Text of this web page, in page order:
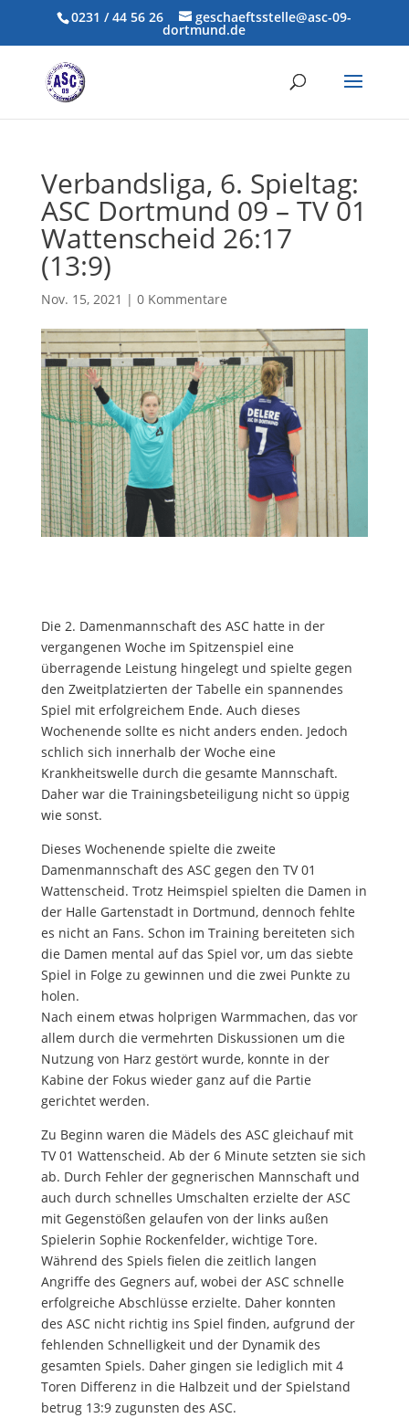
0231 / 44 56 26 geschaeftsstelle@asc-09-
dortmund.de
Verbandsliga, 6. Spieltag:
ASC Dortmund 09 – TV 01
Wattenscheid 26:17
(13:9)
Nov. 15, 2021 | 0 Kommentare
Die 2. Damenmannschaft des ASC hatte in der
vergangenen Woche im Spitzenspiel eine
überragende Leistung hingelegt und spielte gegen
den Zweitplatzierten der Tabelle ein spannendes
Spiel mit erfolgreichem Ende. Auch dieses
Wochenende sollte es nicht anders enden. Jedoch
schlich sich innerhalb der Woche eine
Krankheitswelle durch die gesamte Mannschaft.
Daher war die Trainingsbeteiligung nicht so üppig
wie sonst.
Dieses Wochenende spielte die zweite
Damenmannschaft des ASC gegen den TV 01
Wattenscheid. Trotz Heimspiel spielten die Damen in
der Halle Gartenstadt in Dortmund, dennoch fehlte
es nicht an Fans. Schon im Training bereiteten sich
die Damen mental auf das Spiel vor, um das siebte
Spiel in Folge zu gewinnen und die zwei Punkte zu
holen.
Nach einem etwas holprigen Warmmachen, das vor
allem durch die vermehrten Diskussionen um die
Nutzung von Harz gestört wurde, konnte in der
Kabine der Fokus wieder ganz auf die Partie
gerichtet werden.
Zu Beginn waren die Mädels des ASC gleichauf mit
TV 01 Wattenscheid. Ab der 6 Minute setzten sie sich
ab. Durch Fehler der gegnerischen Mannschaft und
auch durch schnelles Umschalten erzielte der ASC
mit Gegenstößen gelaufen von der links außen
Spielerin Sophie Rockenfelder, wichtige Tore.
Während des Spiels fielen die zeitlich langen
Angriffe des Gegners auf, wobei der ASC schnelle
erfolgreiche Abschlüsse erzielte. Daher konnten
des ASC nicht richtig ins Spiel finden, aufgrund der
fehlenden Schnelligkeit und der Dynamik des
gesamten Spiels. Daher gingen sie lediglich mit 4
Toren Differenz in die Halbzeit und der Spielstand
betrug 13:9 zugunsten des ASC.